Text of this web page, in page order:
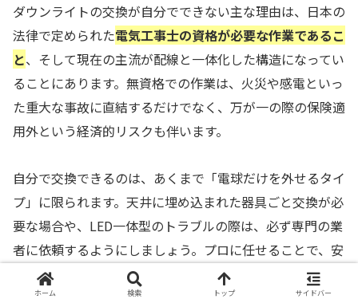
ダウンライトの交換が自分でできない主な理由は、日本の
法律で定められた電気工事士の資格が必要な作業であるこ
と、そして現在の主流が配線と一体化した構造になってい
ることにあります。無資格での作業は、火災や感電といっ
た重大な事故に直結するだけでなく、万が一の際の保険適
用外という経済的リスクも伴います。
自分で交換できるのは、あくまで「電球だけを外せるタイ
プ」に限られます。天井に埋め込まれた器具ごと交換が必
要な場合や、LED一体型のトラブルの際は、必ず専門の業
者に依頼するようにしましょう。プロに任せることで、安
全性の確保はもちろん、お部屋の用途に合わせた最適なラ
イティングの提案も受けることができます。
ホーム 検索 トップ サイドバー